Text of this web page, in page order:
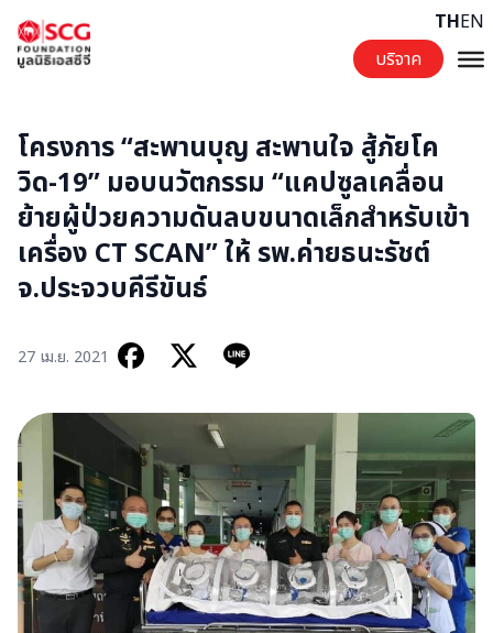
บริจาค
THEN
โครงการ “สะพานบุญ สะพานใจ สู้ภัยโค
วิด-19” มอบนวัตกรรม “แคปซูลเคลื่อน
ย้ายผู้ป่วยความดันลบขนาดเล็กสำหรับเข้า
เครื่อง CT SCAN” ให้ รพ.ค่ายธนะรัชต์
จ.ประจวบคีรีขันธ์
27 เม.ย. 2021